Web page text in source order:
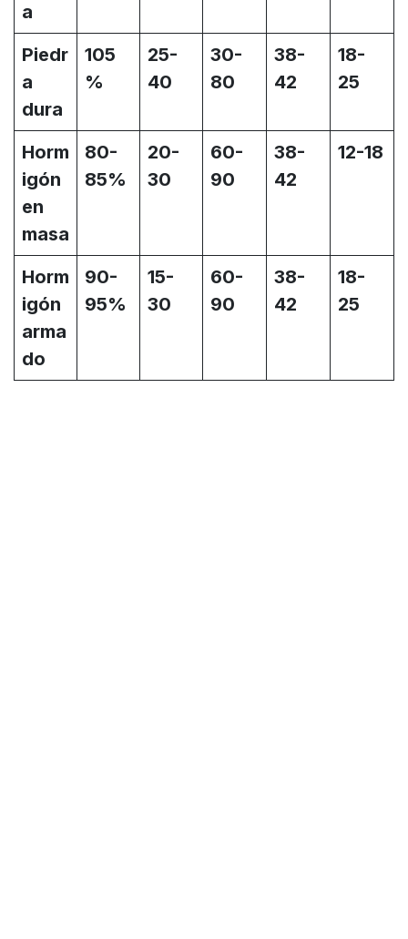
a
Piedr
a
dura
105
%
25-
40
30-
80
38-
42
18-
25
Horm
igón
en
masa
80-
85%
20-
30
60-
90
38-
42
12-18
Horm
igón
arma
do
90-
95%
15-
30
60-
90
38-
42
18-
25